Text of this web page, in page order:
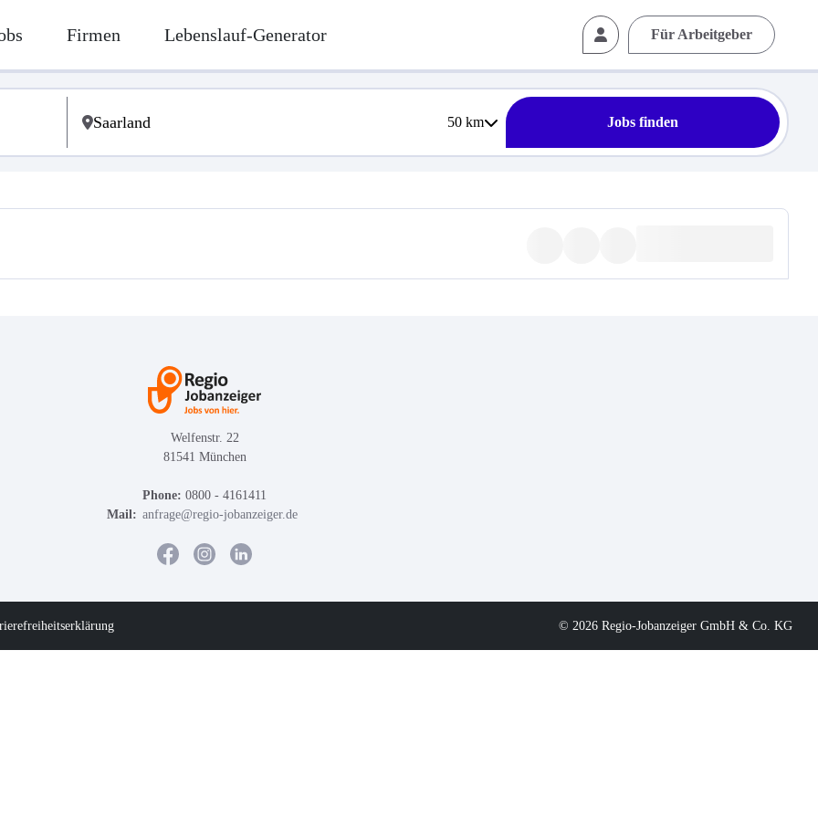
Firmen Lebenslauf-Generator Für Arbeitgeber
50km Jobs finden
Welfenstr. 22
81541 München
Phone: 0800 - 4161411
Mail: anfrage@regio-jobanzeiger.de
© 2026 Regio-Jobanzeiger GmbH & Co. KG